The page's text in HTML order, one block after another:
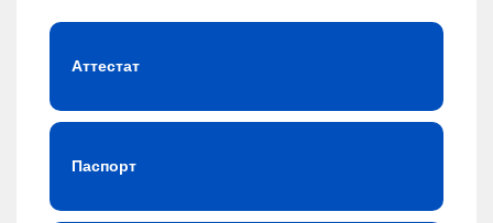
Аттестат
Паспорт